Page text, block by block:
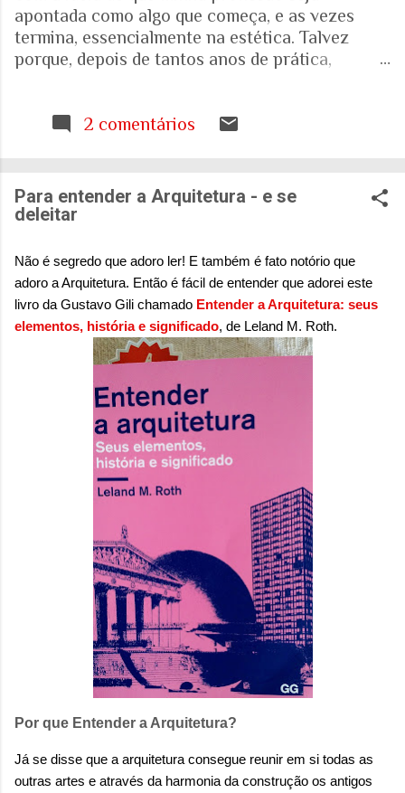
apontada como algo que começa, e as vezes
termina, essencialmente na estética. Talvez
porque, depois de tantos anos de prática,
cada vez mais evidente para mim que uma porta,
aquilo que aparece nas fotografias dos
projetos. Quando falamos de envelhecimento,
mostra que o Brasil está envelhecendo
rapidamente. Aquela pirâmide etária que
aprendemos a desenhar nos livros de geografia
já não representa o país que temos. E ainda
estamos tentando entender o que isso significa
para as nossas casas, para as nossas cidades e
para o sistema de saúde. Eu costumo pensar que
há uma pergunta simples por trás de tudo isso:
onde queremos envelhecer? A resposta da
maioria das p...
2 comentários
Para entender a Arquitetura - e se
deleitar
Não é segredo que adoro ler! E também é fato notório que
adoro a Arquitetura. Então é fácil de entender que adorei este
livro da Gustavo Gili chamado Entender a Arquitetura: seus
elementos, história e significado, de Leland M. Roth.
Por que Entender a Arquitetura?
Já se disse que a arquitetura consegue reunir em si todas as
outras artes e através da harmonia da construção os antigos